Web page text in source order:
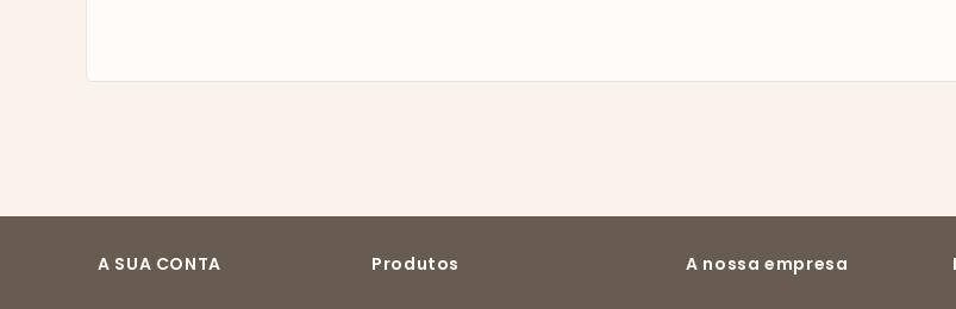
A SUA CONTA Produtos A nossa empresa